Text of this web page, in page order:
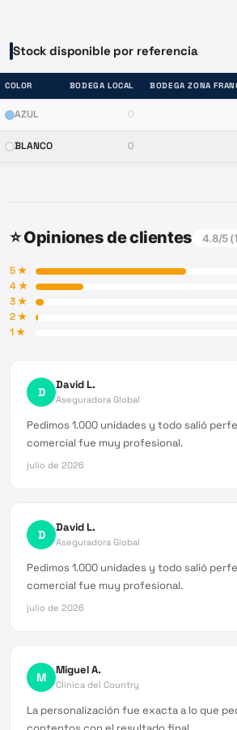
Stock disponible por referencia
COLOR BODEGA LOCAL BODEGA ZONA
AZUL 0
BLANCO 0
⭐ Opiniones de clientes 4.8/5 (
5★
4★
3★
2★
1★
D David L.
Aseguradora Global
Pedimos 1.000 unidades y todo salió
comercial fue muy profesional.
julio de 2026
D David L.
Aseguradora Global
Pedimos 1.000 unidades y todo salió
comercial fue muy profesional.
julio de 2026
M Miguel A.
Clínica del Country
La personalización fue exacta a lo que